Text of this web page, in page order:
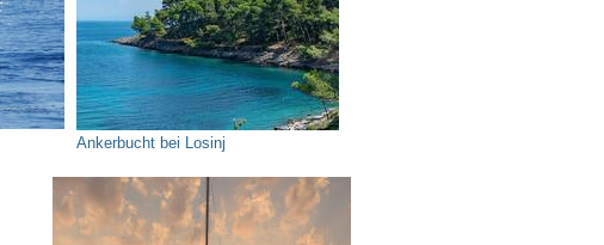
Ankerbucht bei Losinj